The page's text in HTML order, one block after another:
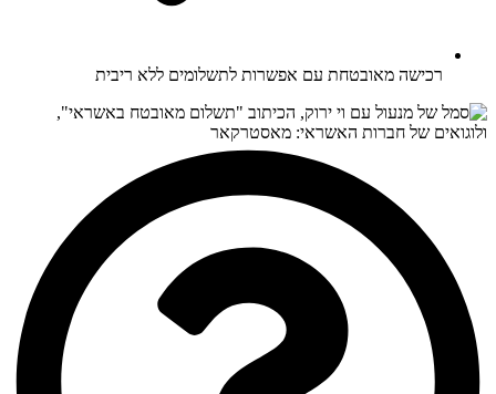
רכישה מאובטחת עם אפשרות לתשלומים ללא ריבית